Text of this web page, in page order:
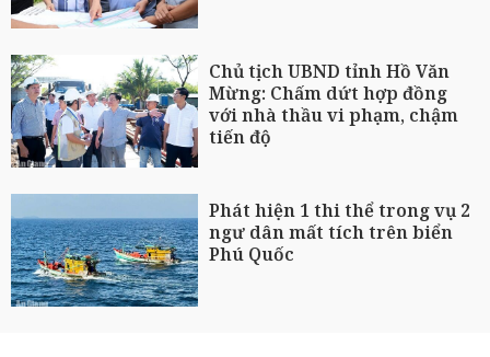
Chủ tịch UBND tỉnh Hồ Văn
Mừng: Chấm dứt hợp đồng
với nhà thầu vi phạm, chậm
tiến độ
Phát hiện 1 thi thể trong vụ 2
ngư dân mất tích trên biển
Phú Quốc